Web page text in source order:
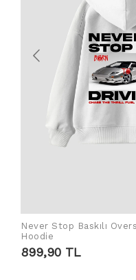
Never Stop Baskılı
Hoodie
899,90 TL